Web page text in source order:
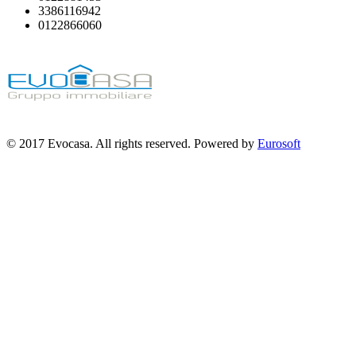
3386116942
0122866060
© 2017 Evocasa. All rights reserved. Powered by Eurosoft